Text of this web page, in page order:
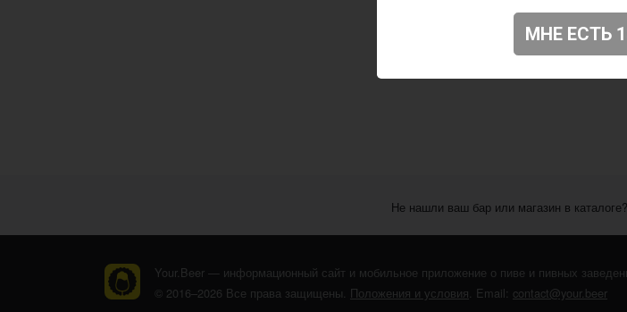
Не нашли ваш бар или магазин в каталоге?
Your.Beer — информационный сайт и мобильное приложение о пиве и пивных
© 2016–2026 Все права защищены. Положения и условия. Email: contact@your.beer
МНЕ ЕСТЬ